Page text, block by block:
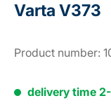
Varta V373
Product number:
delivery time